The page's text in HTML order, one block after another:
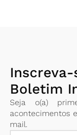
Boletim
Seja o(a)
acontecimentos
mail.